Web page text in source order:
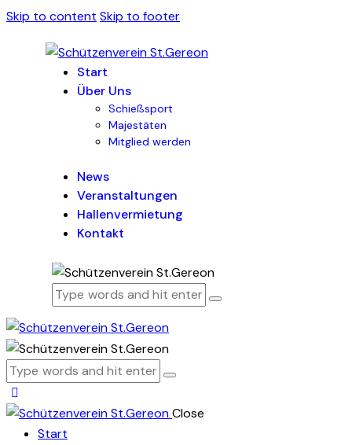
Skip to content Skip to footer
Start
Über Uns
Schießsport
Majestäten
Mitglied werden
News
Veranstaltungen
Hallenvermietung
Kontakt
Close
Start